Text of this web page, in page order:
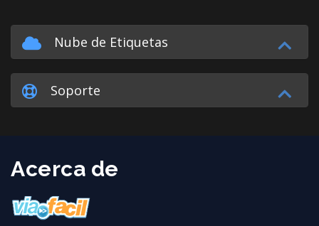
Nube de Etiquetas
Soporte
Acerca de